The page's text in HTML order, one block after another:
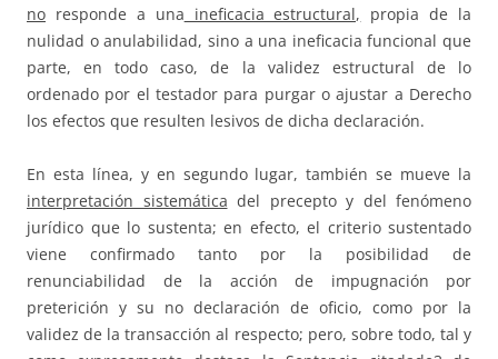
no responde a una ineficacia estructural, propia de la
nulidad o anulabilidad, sino a una ineficacia funcional que
parte, en todo caso, de la validez estructural de lo
ordenado por el testador para purgar o ajustar a Derecho
los efectos que resulten lesivos de dicha declaración.
En esta línea, y en segundo lugar, también se mueve la
interpretación sistemática del precepto y del fenómeno
jurídico que lo sustenta; en efecto, el criterio sustentado
viene confirmado tanto por la posibilidad de
renunciabilidad de la acción de impugnación por
preterición y su no declaración de oficio, como por la
validez de la transacción al respecto; pero, sobre todo, tal y